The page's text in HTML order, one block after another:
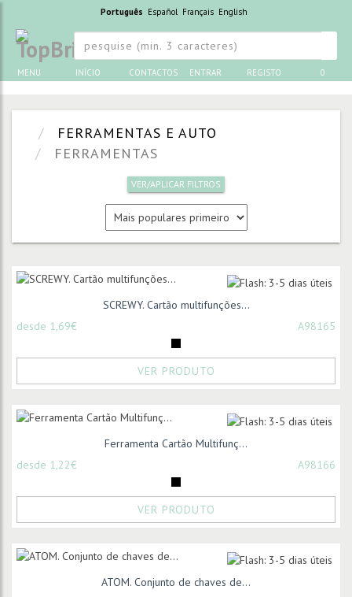
Português Español Français English
MENU INÍCIO CONTACTOS ENTRAR REGISTO 0
FERRAMENTAS E AUTO
FERRAMENTAS
VER/APLICAR FILTROS
SCREWY. Cartão multifunções...
desde 1,69€
A98165
VER PRODUTO
Ferramenta Cartão Multifunç...
desde 1,22€
A98166
VER PRODUTO
ATOM. Conjunto de chaves de...